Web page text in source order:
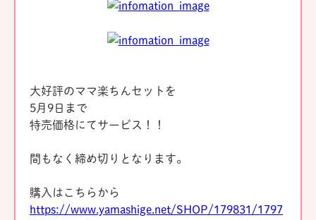
大好評のママ楽ちんセットを
5月9日まで
特売価格にてサービス！！
間もなく締め切りとなります。
購入はこちらから
https://www.yamashige.net/SHOP/179831/1797